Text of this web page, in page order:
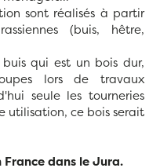
sont réalisés à partir
(buis, hêtre,
qui est un bois dur,
lors de travaux
seule les tourneries
utilisation, ce bois serait
dans le Jura.